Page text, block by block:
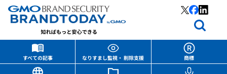
すべての記事 なりすまし監視・ 削除支援
商標